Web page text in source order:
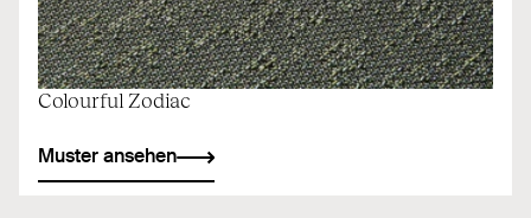
Colourful Zodiac
Muster ansehen